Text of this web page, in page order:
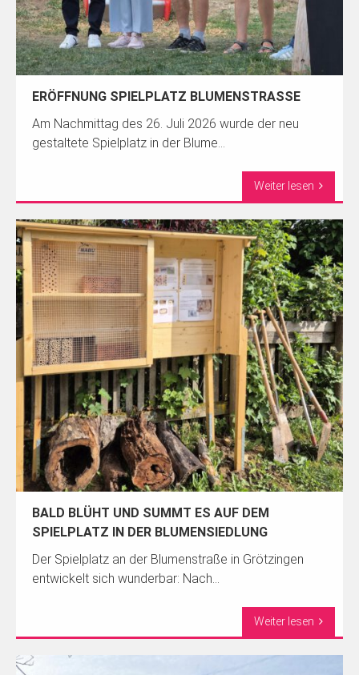
ERÖFFNUNG SPIELPLATZ BLUMENSTRASSE
Am Nachmittag des 26. Juli 2026 wurde der neu
gestaltete Spielplatz in der Blume...
Weiter lesen
BALD BLÜHT UND SUMMT ES AUF DEM
SPIELPLATZ IN DER BLUMENSIEDLUNG
Der Spielplatz an der Blumenstraße in Grötzingen
entwickelt sich wunderbar: Nach...
Weiter lesen